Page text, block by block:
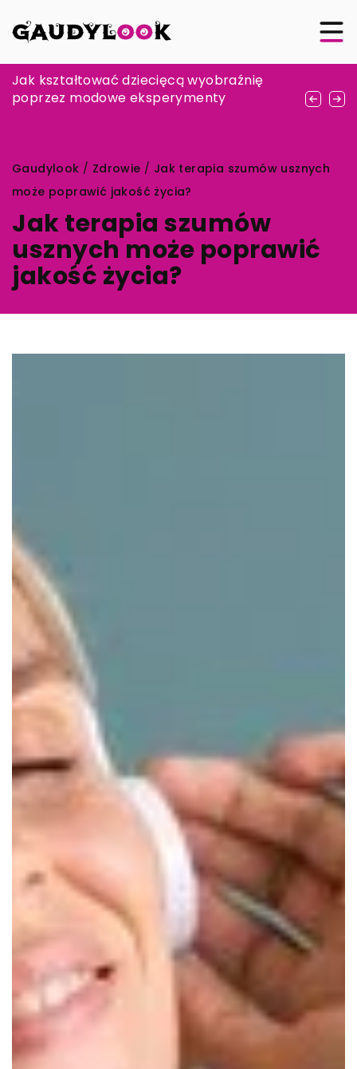
Jak prawidłowo przechowywać luksusowe
przedmioty piśmiennicze: poradnik dla
Jak kształtować dziecięcą wyobraźnię
poprzez modowe eksperymenty
Jak dobrze dobrać letnią sukienkę do
okazji bez naruszania komfortu?
Gaudylook / Zdrowie / Jak terapia szumów usznych
może poprawić jakość życia?
Jak terapia szumów
usznych może poprawić
jakość życia?